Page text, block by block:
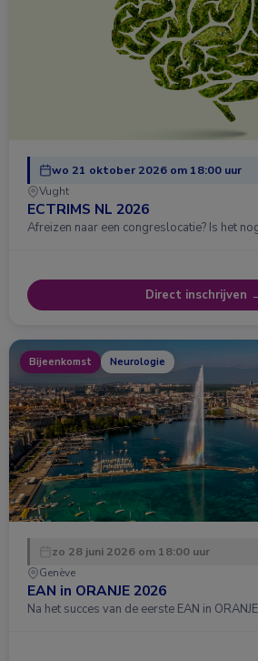
wo 21 oktober 2026 om 18:00 uur
Vught
ECTRIMS NL 2026
Afreizen naar een congreslocatie? Is het
Direct inschrijven
Bijeenkomst Neurologie
zo 28 juni 2026 om 18:00 uur
Genève
EAN in ORANJE 2026
Na het succes van de eerste EAN in